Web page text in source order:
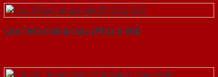
Cửa Thép Chống Cháy 2P1G2-a-SGD